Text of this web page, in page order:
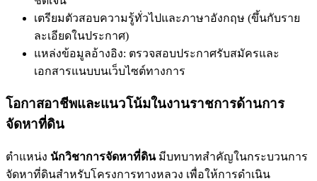
เตรียมตัวสอบความรู้ทั่วไปและภาษาอังกฤษ (ขึ้นกับราย
ละเอียดในประกาศ)
แหล่งข้อมูลอ้างอิง: ตรวจสอบประกาศรับสมัครและ
เอกสารแนบบนเว็บไซต์ทางการ
โอกาสอาชีพและแนวโน้มในงานราชการด้านการ
จัดหาที่ดิน
ตำแหน่ง นักวิชาการจัดหาที่ดินมีบทบาทสำคัญในกระบวนการ
จัดหาที่ดินสำหรับโครงการทางหลวง เพื่อให้การดำเนิน